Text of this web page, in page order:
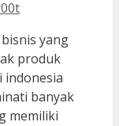
yang
produk
indonesia
banyak
memiliki